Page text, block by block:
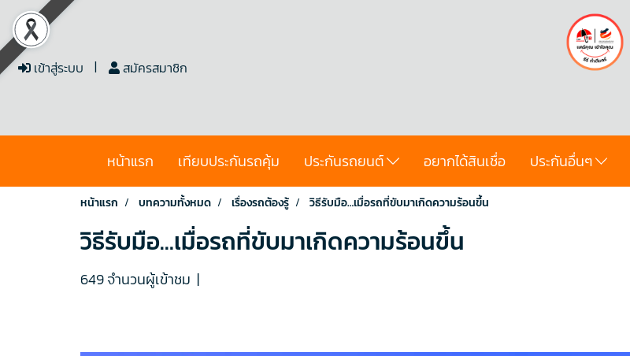
เข้าสู่ระบบ สมัครสมาชิก
หน้าแรก เทียบประกันรถคุ้ม ประกันรถยนต์ อยากได้สินเชื่อ ประกันอื่นๆ
หน้าแรก บทความทั้งหมด เรื่องรถต้องรู้ วิธีรับมือ…เมื่อรถที่ขับมาเกิดความร้อนขึ้น
วิธีรับมือ…เมื่อรถที่ขับมาเกิดความร้อนขึ้น
649 จำนวนผู้เข้าชม |